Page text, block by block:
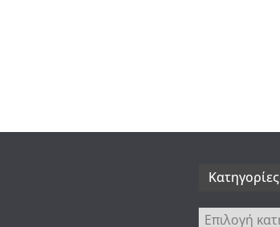
Kατηγορίες
Kατηγορίες